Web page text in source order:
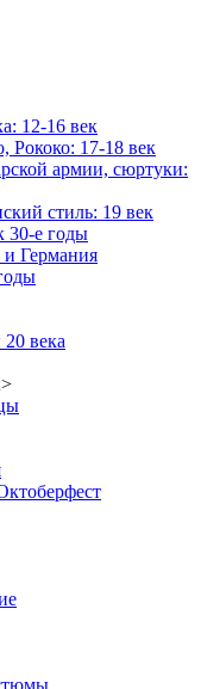
12-16 век
Рококо: 17-18 век
армии, сюртуки:
стиль: 19 век
30-е годы
Германия
века
>